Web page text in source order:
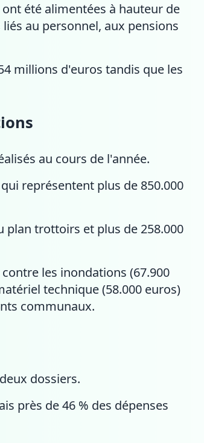
été alimentées à hauteur de
au personnel, aux pensions
millions d'euros tandis que les
au cours de l'année.
représentent plus de 850.000
plan trottoirs et plus de 258.000
les inondations (67.900
technique (58.000 euros)
communaux.
dossiers.
près de 46 % des dépenses